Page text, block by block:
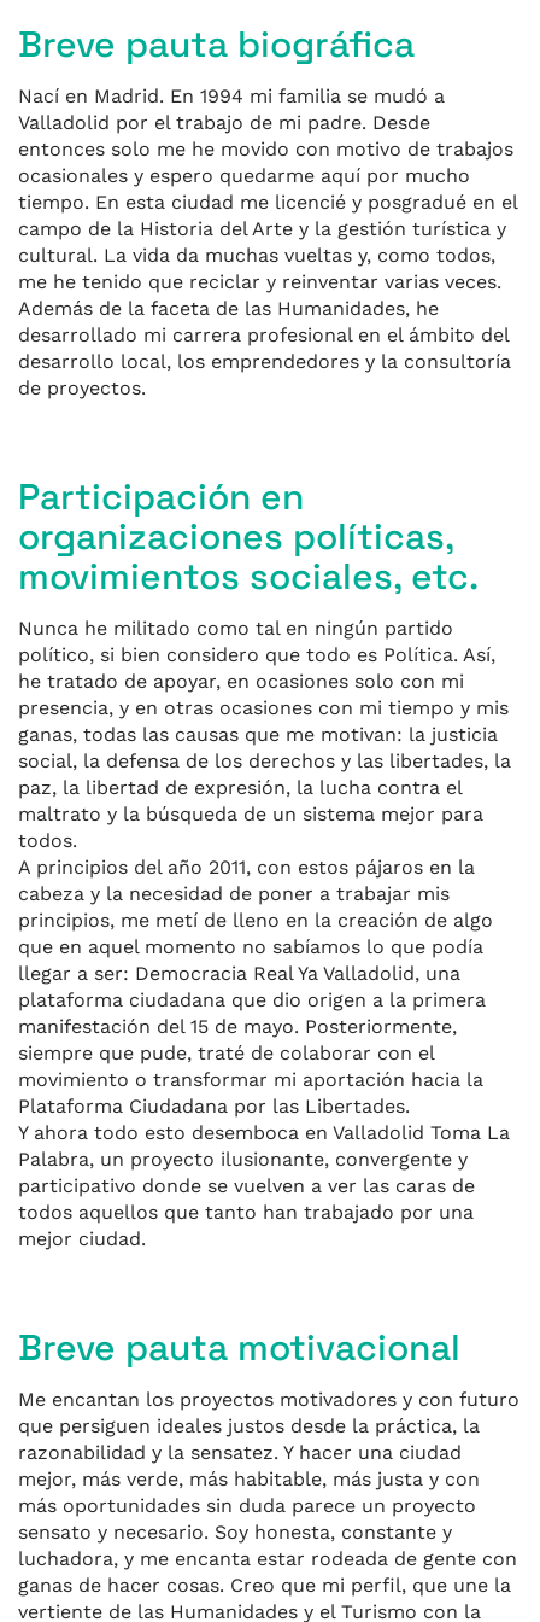
Breve pauta biográfica
Nací en Madrid. En 1994 mi familia se mudó a
Valladolid por el trabajo de mi padre. Desde
entonces solo me he movido con motivo de trabajos
ocasionales y espero quedarme aquí por mucho
tiempo. En esta ciudad me licencié y posgradué en el
campo de la Historia del Arte y la gestión turística y
cultural. La vida da muchas vueltas y, como todos,
me he tenido que reciclar y reinventar varias veces.
Además de la faceta de las Humanidades, he
desarrollado mi carrera profesional en el ámbito del
desarrollo local, los emprendedores y la consultoría
de proyectos.
Participación en
organizaciones políticas,
movimientos sociales, etc.
Nunca he militado como tal en ningún partido
político, si bien considero que todo es Política. Así,
he tratado de apoyar, en ocasiones solo con mi
presencia, y en otras ocasiones con mi tiempo y mis
ganas, todas las causas que me motivan: la justicia
social, la defensa de los derechos y las libertades, la
paz, la libertad de expresión, la lucha contra el
maltrato y la búsqueda de un sistema mejor para
todos.
A principios del año 2011, con estos pájaros en la
cabeza y la necesidad de poner a trabajar mis
principios, me metí de lleno en la creación de algo
que en aquel momento no sabíamos lo que podía
llegar a ser: Democracia Real Ya Valladolid, una
plataforma ciudadana que dio origen a la primera
manifestación del 15 de mayo. Posteriormente,
siempre que pude, traté de colaborar con el
movimiento o transformar mi aportación hacia la
Plataforma Ciudadana por las Libertades.
Y ahora todo esto desemboca en Valladolid Toma La
Palabra, un proyecto ilusionante, convergente y
participativo donde se vuelven a ver las caras de
todos aquellos que tanto han trabajado por una
mejor ciudad.
Breve pauta motivacional
Me encantan los proyectos motivadores y con futuro
que persiguen ideales justos desde la práctica, la
razonabilidad y la sensatez. Y hacer una ciudad
mejor, más verde, más habitable, más justa y con
más oportunidades sin duda parece un proyecto
sensato y necesario. Soy honesta, constante y
luchadora, y me encanta estar rodeada de gente con
ganas de hacer cosas. Creo que mi perfil, que une la
vertiente de las Humanidades y el Turismo con la